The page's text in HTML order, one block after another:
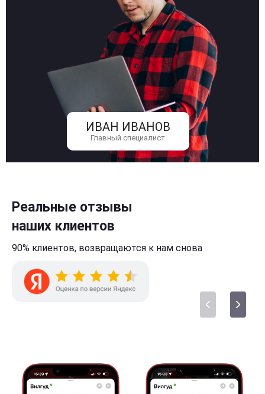
ИВАН ИВАНОВ
Главный специалист
Реальные отзывы
наших клиентов
90% клиентов, возвращаются к нам снова